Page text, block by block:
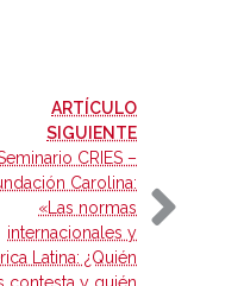
ARTÍCULO
SIGUIENTE-
CRIES –
Carolina:
«Las normas
internacionales y
Latina: ¿Quién